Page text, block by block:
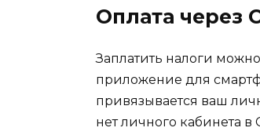
Оплата через
Заплатить налоги
приложение для
привязывается ваш
нет личного кабинета